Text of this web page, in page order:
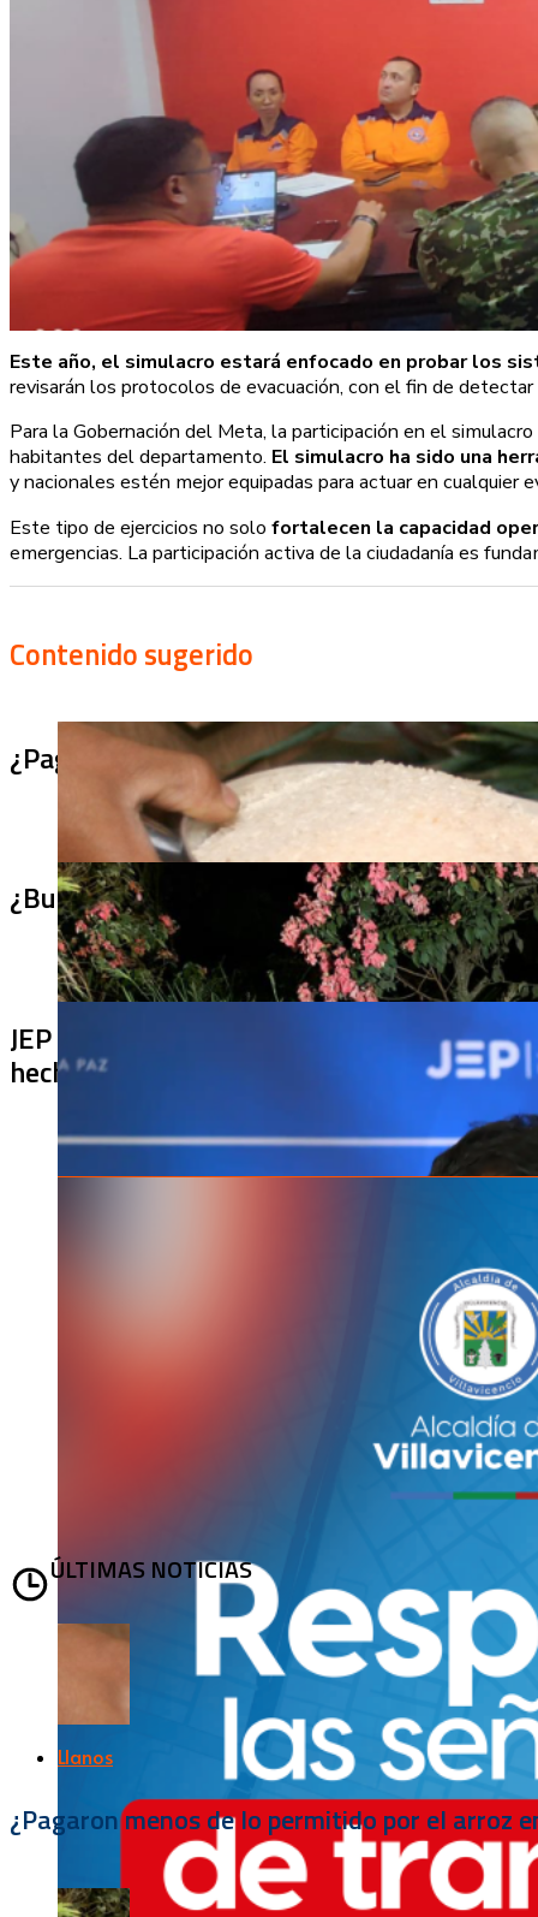
Este año, el simulacro estará enfocado en probar los
revisarán los protocolos de evacuación, con el fin de
Para la Gobernación del Meta, la participación en el
habitantes del departamento. El simulacro ha sido una
y nacionales estén mejor equipadas para actuar en cualquier
Este tipo de ejercicios no solo fortalecen la capacidad
emergencias. La participación activa de la ciudadanía es
Contenido sugerido
¿Pagaron menos de lo permitido por el
¿Bus bomba rumbo a Cali? Hallan 420
JEP imputa a 27 excomandantes de las
hechos
ÚLTIMAS NOTICIAS
Llanos
¿Pagaron menos de lo permitido por el arroz